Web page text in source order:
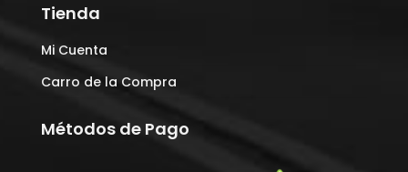
Tienda
Mi Cuenta
Carro de la Compra
Métodos de Pago